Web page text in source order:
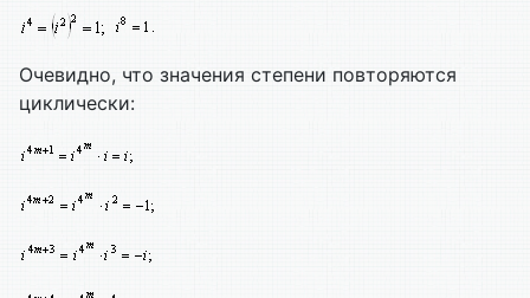
Очевидно, что значения степени повторяются
циклически: